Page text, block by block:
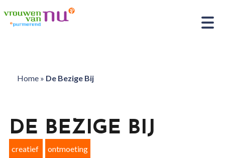
Home» De Bezige Bij
DE BEZIGE BIJ
creatief ontmoeting